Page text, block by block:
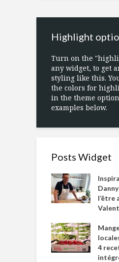
Highlight
Turn on the
any widget, to get
styling like this.
the colors for
in the theme
examples below.
Posts Widget
l’être
4